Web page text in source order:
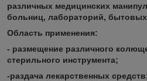
различных медицинских
больниц, лабораторий,
Область применения:
- размещение различного
стерильного инструмента;
-раздача лекарственных